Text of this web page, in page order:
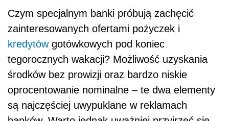
Czym specjalnym banki próbują zachęcić
zainteresowanych ofertami pożyczek i
kredytówgotówkowych pod koniec
tegorocznych wakacji? Możliwość uzyskania
środków bez prowizji oraz bardzo niskie
oprocentowanie nominalne – te dwa elementy
są najczęściej uwypuklane w reklamach